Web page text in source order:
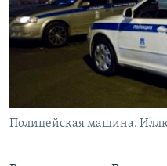
ПОДПИШИТЕСЬ НА
СОЦИАЛЬНЫЕ СЕТИ
Полицейская машина.